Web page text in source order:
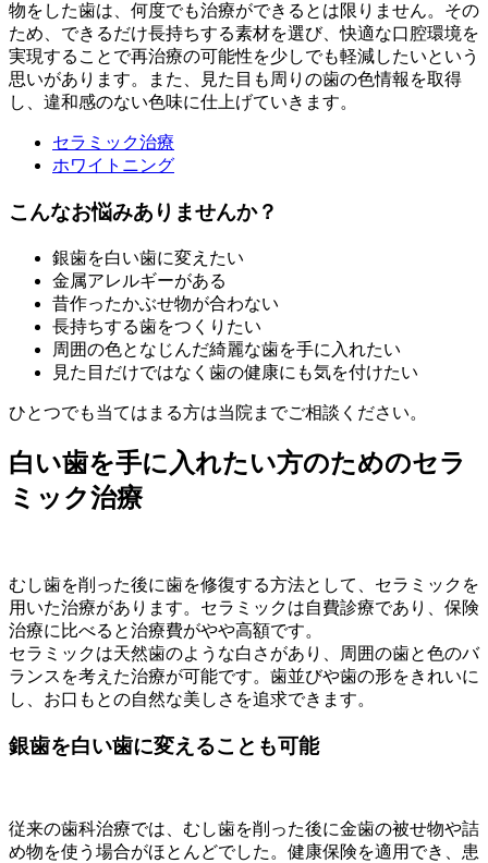
物をした歯は、何度でも治療ができるとは限りません。その
ため、できるだけ長持ちする素材を選び、快適な口腔環境を
実現することで再治療の可能性を少しでも軽減したいという
思いがあります。また、見た目も周りの歯の色情報を取得
し、違和感のない色味に仕上げていきます。
セラミック治療
ホワイトニング
こんなお悩みありませんか？
銀歯を白い歯に変えたい
金属アレルギーがある
昔作ったかぶせ物が合わない
長持ちする歯をつくりたい
周囲の色となじんだ綺麗な歯を手に入れたい
見た目だけではなく歯の健康にも気を付けたい
ひとつでも当てはまる方は当院までご相談ください。
白い歯を手に入れたい方のためのセラ
ミック治療
むし歯を削った後に歯を修復する方法として、セラミックを
用いた治療があります。セラミックは自費診療であり、保険
治療に比べると治療費がやや高額です。
セラミックは天然歯のような白さがあり、周囲の歯と色のバ
ランスを考えた治療が可能です。歯並びや歯の形をきれいに
し、お口もとの自然な美しさを追求できます。
銀歯を白い歯に変えることも可能
従来の歯科治療では、むし歯を削った後に金歯の被せ物や詰
め物を使う場合がほとんどでした。健康保険を適用でき、患